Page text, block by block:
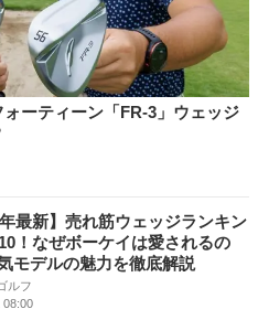
ォーティーン「FR-3」ウェッジ
年最新】売れ筋ウェッジランキン
！なぜボーケイは愛されるの
モデルの魅力を徹底解説
ルフ
08:00